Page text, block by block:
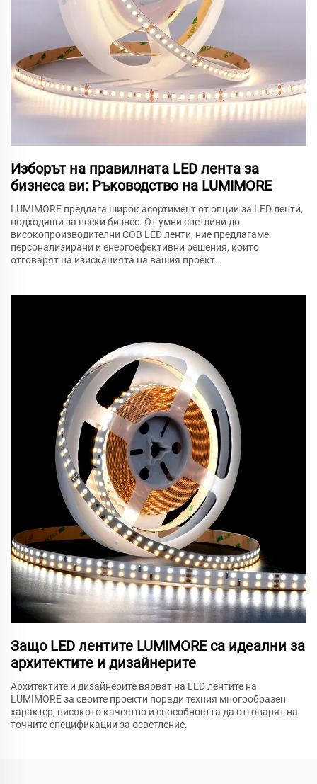
Изборът на правилната LED лента за
бизнеса ви: Ръководство на LUMIMORE
LUMIMORE предлага широк асортимент от опции за LED ленти,
подходящи за всеки бизнес. От умни светлини до
високопроизводителни COB LED ленти, ние предлагаме
персонализирани и енергоефективни решения, които
отговарят на изисканията на вашия проект.
Защо LED лентите LUMIMORE са идеални за
архитектите и дизайнерите
Архитектите и дизайнерите вярват на LED лентите на
LUMIMORE за своите проекти поради техния многообразен
характер, високото качество и способността да отговарят на
точните спецификации за осветление.